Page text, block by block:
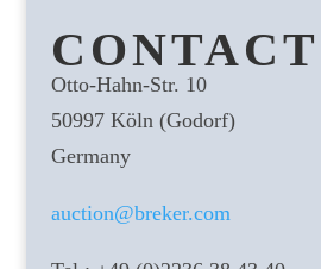
CONTACT
Otto-Hahn-Str. 10
50997 Köln (Godorf)
Germany
auction@breker.com